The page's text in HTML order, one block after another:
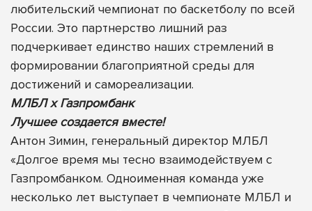
любительский чемпионат по баскетболу по всей
России. Это партнерство лишний раз
подчеркивает единство наших стремлений в
формировании благоприятной среды для
достижений и самореализации.
МЛБЛ х Газпромбанк
Лучшее создается вместе!
Антон Зимин, генеральный директор МЛБЛ
«Долгое время мы тесно взаимодействуем с
Газпромбанком. Одноименная команда уже
несколько лет выступает в чемпионате МЛБЛ и